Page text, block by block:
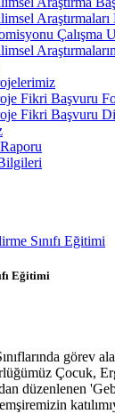
Çalışma
Fikri Başvuru
Fikri Başvuru
Sınıfı Eğitimi
Eğitimi
görev
Çocuk,
düzenlenen